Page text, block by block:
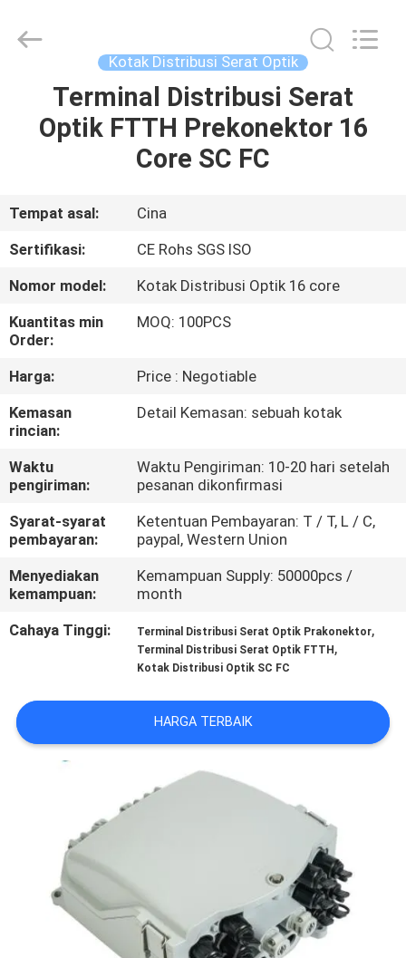
RUMAH
TENTANG
KAMI
TUR
PABRIK
KONTROL
KUALITAS
HUBUNGI
KAMI
BERITA
KASUS
KEBIJAKAN
PRIVASI
Co.,Ltd..
Kotak Distribusi Serat Optik
Terminal Distribusi Serat
Optik FTTH Prekonektor 16
Core SC FC
Tempat asal:
Cina
Sertifikasi:
CE Rohs SGS ISO
Nomor model:
Kotak Distribusi Optik 16 core
Kuantitas min
Order:
MOQ: 100PCS
Harga:
Price : Negotiable
Kemasan
rincian:
Detail Kemasan: sebuah kotak
Waktu
pengiriman:
Waktu Pengiriman: 10-20 hari setelah
pesanan dikonfirmasi
Syarat-syarat
pembayaran:
Ketentuan Pembayaran: T / T, L / C,
paypal, Western Union
Menyediakan
kemampuan:
Kemampuan Supply: 50000pcs /
month
Cahaya Tinggi:
Terminal Distribusi Serat Optik Prakonektor,
Terminal Distribusi Serat Optik FTTH ,
Kotak Distribusi Optik SC FC
HARGA TERBAIK